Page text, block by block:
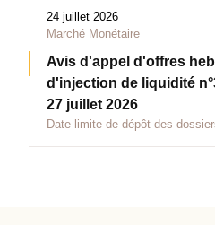
24 juillet 2026
Marché Monétaire
Avis d'appel d'offres
d'injection de liquidité
27 juillet 2026
Date limite de dépôt des